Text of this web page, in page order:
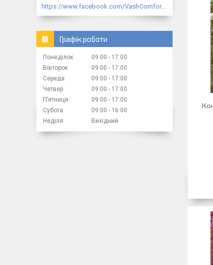
https://www.facebook.com/VashComfort.ua/
Графік роботи
Понеділок 09:00
17:00
Вівторок
09:00
17:00
Середа
09:00
17:00
Четвер
09:00
17:00
Пʼятниця
09:00
17:00
Субота
09:00
16:00
Неділя
Вихідний